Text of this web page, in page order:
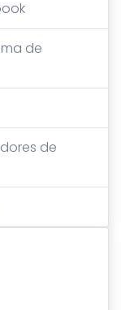
de
de